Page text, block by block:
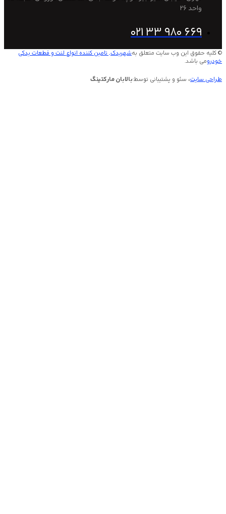
021 33 980
وب سایت متعلق بهشهریدک, تامین کننده انواع لنت و قطعات یدکی
، سئو و پشتیبانی توسط:بالابان مارکتینگ